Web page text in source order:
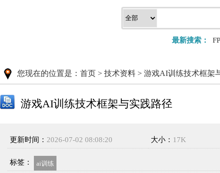
最新搜索：
您现在的位置是： 首页 > 技术资料 > 游戏AI训练技术框架
游戏AI训练技术框架与实践路径
更新时间： 2026-07-02 08:08:20 大小： 17K
标签： ai训练